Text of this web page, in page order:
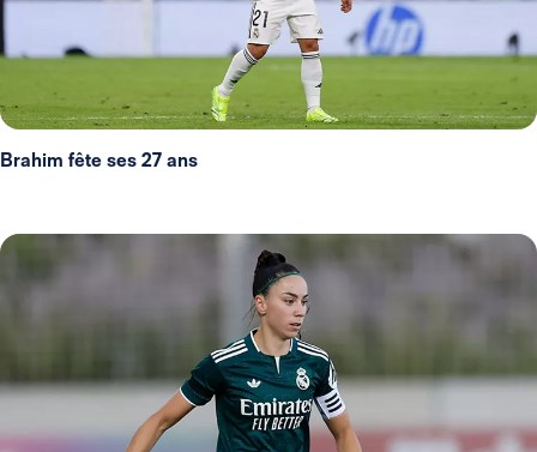
Brahim fête ses 27 ans